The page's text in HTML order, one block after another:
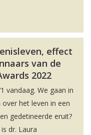
effect
van de
2022
vandaag. We gaan in
het leven in een
gedetineerde eruit?
dr. Laura